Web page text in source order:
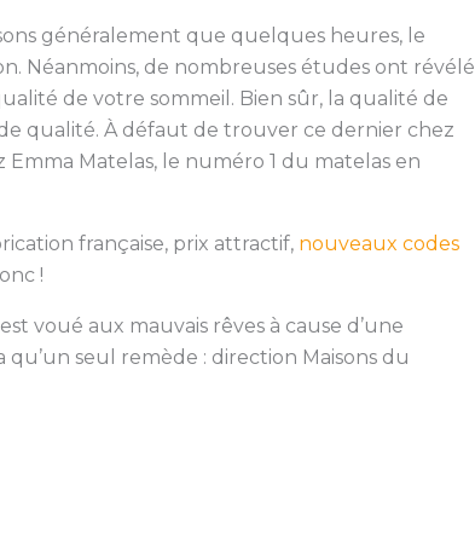
généralement que quelques heures, le
Néanmoins, de nombreuses études ont révélé
de votre sommeil. Bien sûr, la qualité de
qualité. À défaut de trouver ce dernier chez
Matelas, le numéro 1 du matelas en
française, prix attractif, nouveaux codes
!
voué aux mauvais rêves à cause d’une
qu’un seul remède : direction Maisons du